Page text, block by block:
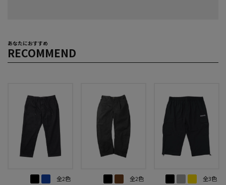
あなたにおすすめ
RECOMMEND
全2色 全2色 全3色